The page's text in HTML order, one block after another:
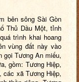
bên sông Sài Gòn
Thủ Dầu Một, tỉnh
trình khai hoang
vùng đất này vào
gọi Tương An miếu,
gồm: Tương Hiệp,
các xã Tương Hiệp,